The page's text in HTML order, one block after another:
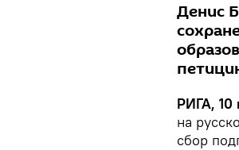
Денис
РИГА, 10
на
сбор